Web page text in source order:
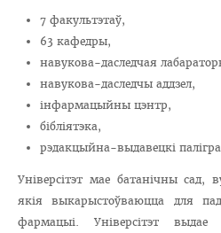
7 факультэтаў,
63 кафедры,
навукова-даследчая
навукова-даследчы аддзел,
інфармацыйны цэнтр,
бібліятэка,
рэдакцыйна-выдавецкі
Універсітэт мае батанічны сад,
якія выкарыстоўваюцца для
фармацыі. Універсітэт